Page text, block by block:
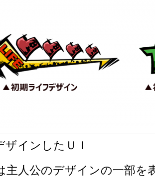
インしたＵＩ
主人公のデザインの一部を